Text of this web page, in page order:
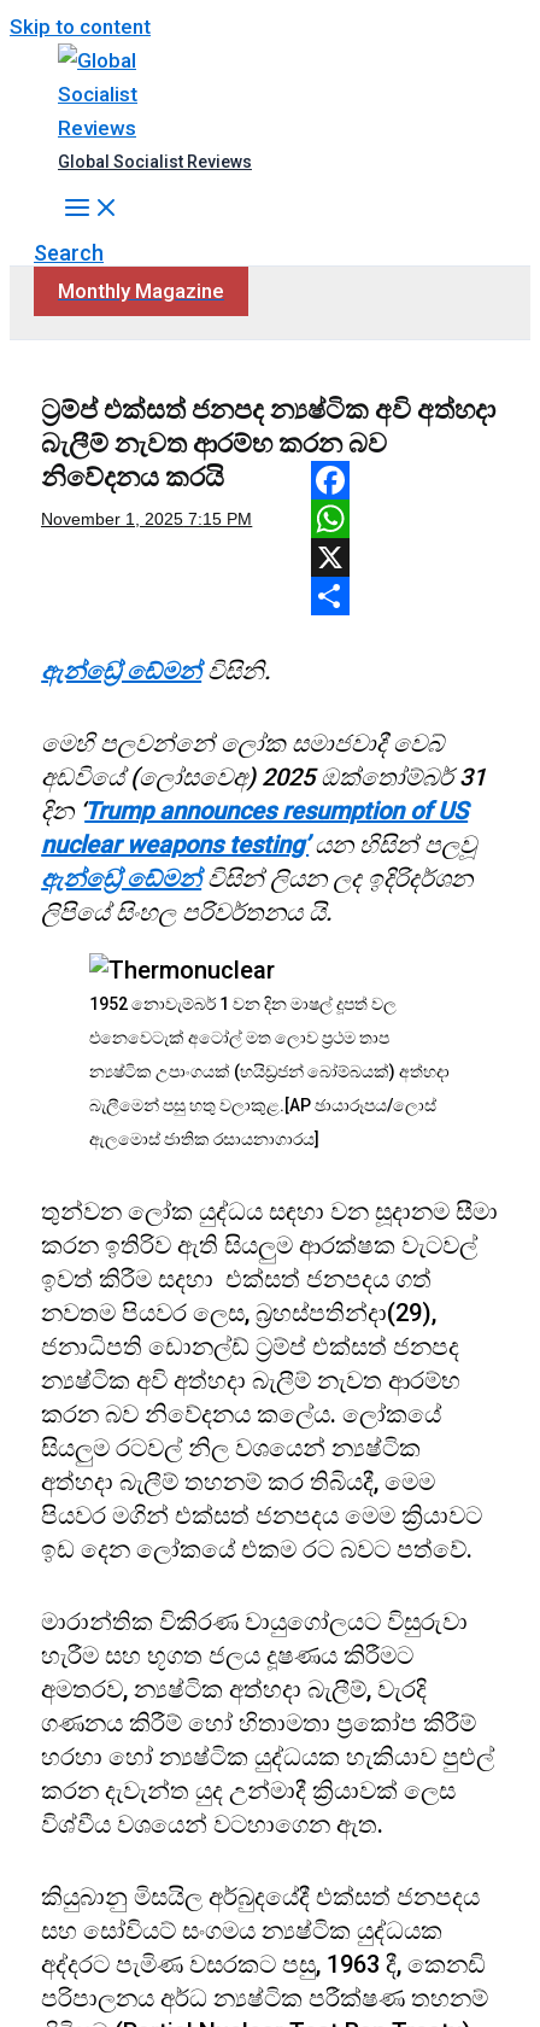
Skip to content
Global Socialist Reviews
Search
Monthly Magazine
ට්‍රම්ප් එක්සත් ජනපද න්‍යෂ්ටික අවි අත්හදා
බැලීම් නැවත ආරම්භ කරන බව
නිවේදනය කරයි
November 1, 2025 7:15 PM
Facebook
WhatsApp
X
ඇන්ඩ්‍රේ ඩේමන්විසිනි.
මෙහි පලවන්නේ ලෝක සමාජවාදී වෙබ්
අඩවියේ (ලෝසවෙඅ) 2025 ඔක්තෝම්බර් 31
දින ‘Trump announces resumption of US
nuclear weapons testing’ යන හිසින් පලවූ
ඇන්ඩ්‍රේ ඩේමන්විසින් ලියන ලද ඉදිරිදර්ශන
ලිපියේ සිංහල පරිවර්තනය යි.
1952 නොවැම්බර් 1 වන දින මාෂල් දූපත් වල
එනෙවෙටැක් අටෝල් මත ලොව ප්‍රථම තාප
න්‍යෂ්ටික උපාංගයක් (හයිඩ්‍රජන් බෝම්බයක්) අත්හදා
බැලීමෙන් පසු හතු වලාකුළ.[AP ඡායාරූපය/ලොස්
ඇලමොස් ජාතික රසායනාගාරය]
තුන්වන ලෝක යුද්ධය සඳහා වන සූදානම සීමා
කරන ඉතිරිව ඇති සියලුම ආරක්ෂක වැටවල්
ඉවත් කිරීම සදහා එක්සත් ජනපදය ගත්
නවතම පියවර ලෙස, බ්‍රහස්පතින්දා(29),
ජනාධිපති ඩොනල්ඩ් ට්‍රම්ප් එක්සත් ජනපද
න්‍යෂ්ටික අවි අත්හදා බැලීම් නැවත ආරම්භ
කරන බව නිවේදනය කලේය. ලෝකයේ
සියලුම රටවල් නිල වශයෙන් න්‍යෂ්ටික
අත්හදා බැලීම් තහනම් කර තිබියදී, මෙම
පියවර මගින් එක්සත් ජනපදය මෙම ක්‍රියාවට
ඉඩ දෙන ලෝකයේ එකම රට බවට පත්වේ.
මාරාන්තික විකිරණ වායුගෝලයට විසුරුවා
හැරීම සහ භූගත ජලය දූෂණය කිරීමට
අමතරව, න්‍යෂ්ටික අත්හදා බැලීම්, වැරදි
ගණනය කිරීම් හෝ හිතාමතා ප්‍රකෝප කිරීම්
හරහා හෝ න්‍යෂ්ටික යුද්ධයක හැකියාව පුළුල්
කරන දැවැන්ත යුද උන්මාදී ක්‍රියාවක් ලෙස
විශ්වීය වශයෙන් වටහාගෙන ඇත.
කියුබානු මිසයිල අර්බුදයේදී එක්සත් ජනපදය
සහ සෝවියට් සංගමය න්‍යෂ්ටික යුද්ධයක
අද්දරට පැමිණ වසරකට පසු, 1963 දී, කෙනඩි
පරිපාලනය අර්ධ න්‍යෂ්ටික පරීක්ෂණ තහනම්